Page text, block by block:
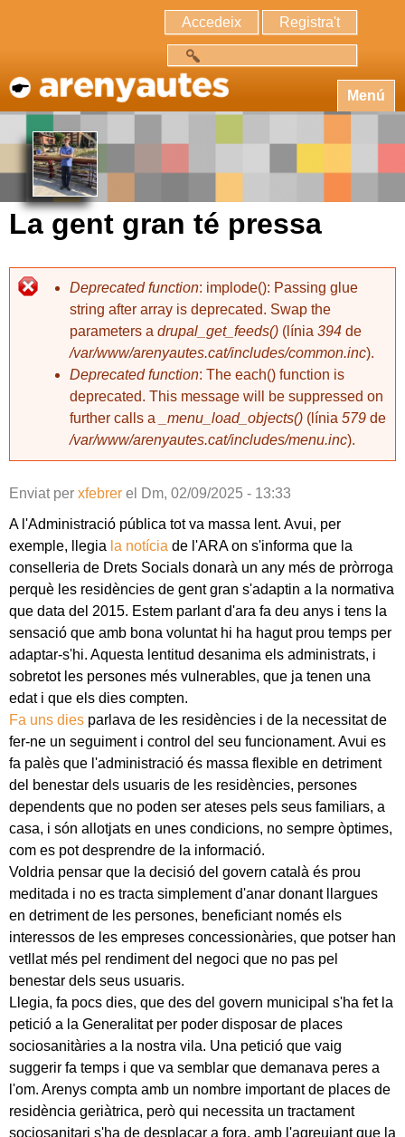
Accedeix Registra't
Menú
La gent gran té pressa
Deprecated function: implode(): Passing glue
string after array is deprecated. Swap the
parameters a drupal_get_feeds() (línia 394 de
/var/www/arenyautes.cat/includes/common.inc).
Deprecated function: The each() function is
deprecated. This message will be suppressed on
further calls a
_menu_load_objects() (línia 579 de
/var/www/arenyautes.cat/includes/menu.inc).
Enviat per xfebrer el
Dm, 02/09/2025 - 13:33
A l'Administració pública tot va massa lent. Avui, per
exemple, llegia la notícia de l'ARA on s'informa que la
conselleria de Drets Socials donarà un any més de pròrroga
perquè les residències de gent gran s'adaptin a la normativa
que data del 2015. Estem parlant d'ara fa deu anys i tens la
sensació que amb bona voluntat hi ha hagut prou temps per
adaptar-s'hi. Aquesta lentitud desanima els administrats, i
sobretot les persones més vulnerables, que ja tenen una
edat i que els dies compten.
Fa uns dies parlava de les residències i de la necessitat de
fer-ne un seguiment i control del seu funcionament. Avui es
fa palès que l'administració és massa flexible en detriment
del benestar dels usuaris de les residències, persones
dependents que no poden ser ateses pels seus familiars, a
casa, i són allotjats en unes condicions, no sempre òptimes,
com es pot desprendre de la informació.
Voldria pensar que la decisió del govern català és prou
meditada i no es tracta simplement d'anar donant llargues
en detriment de les persones, beneficiant només els
interessos de les empreses concessionàries, que potser han
vetllat més pel rendiment del negoci que no pas pel
benestar dels seus usuaris.
Llegia, fa pocs dies, que des del govern municipal s'ha fet la
petició a la Generalitat per poder disposar de places
sociosanitàries a la nostra vila. Una petició que vaig
suggerir fa temps i que va semblar que demanava peres a
l'om. Arenys compta amb un nombre important de places de
residència geriàtrica, però qui necessita un tractament
sociosanitari s'ha de desplaçar a fora, amb l'agreujant que la